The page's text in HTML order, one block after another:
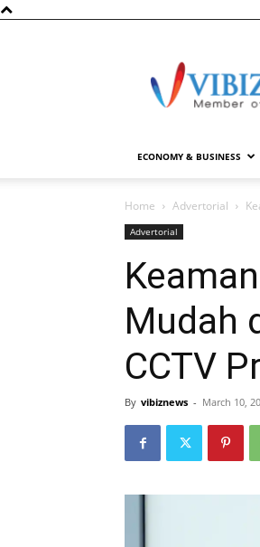
ECONOMY & BUSINESS
Home Advertorial
Advertorial
Mudah
CCTV
By vibiznews - March 10,